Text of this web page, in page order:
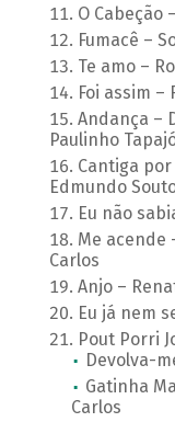
O Cabeção
Fumacê –
Te amo –
Foi assim –
Andança –
Paulinho
Cantiga
Edmundo
Eu não
Me acende
Carlos
Anjo –
Eu já nem
Pout Porri
Devolva-
Gatinha
Carlos